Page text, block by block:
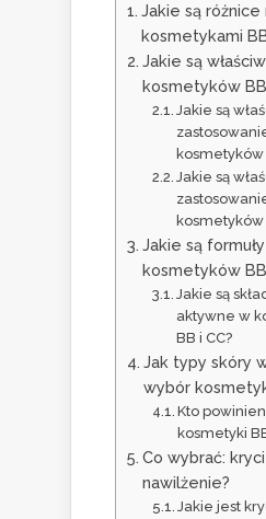
Jakie są różnice
kosmetykami
Jakie są
kosmetyków BB
Jakie są
kosmetyków
Jakie są
kosmetyków
Jakie są formuły
kosmetyków BB
Jakie są
aktywne w
BB i CC?
Jak typy skóry
wybór
Kto
kosmetyki
Co wybrać:
nawilżenie?
Jakie jest